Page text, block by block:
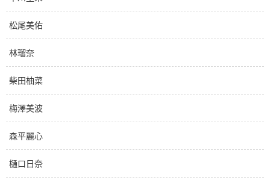
松尾美佑
林瑠奈
柴田柚菜
梅澤美波
森平麗心
樋口日奈